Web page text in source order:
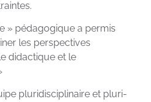
» pédagogique a permis
les perspectives
didactique et le
pluridisciplinaire et pluri-